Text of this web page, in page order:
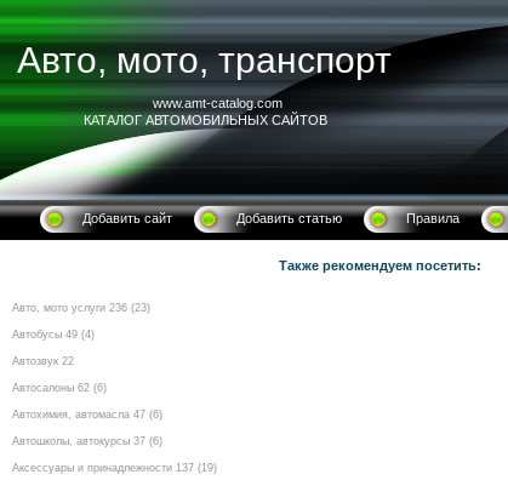
Авто, мото, транспорт
www.amt-catalog.com
КАТАЛОГ АВТОМОБИЛЬНЫХ САЙТОВ
Добавить сайт Добавить статью Правила
Авто, мото услуги 236 (23)
Автобусы 49 (4)
Автозвук 22
Автосалоны 62 (6)
Автохимия, автомасла 47 (6)
Автошколы, автокурсы 37 (6)
Аксессуары и принадлежности 137 (19)
Также рекомендуем посетить: